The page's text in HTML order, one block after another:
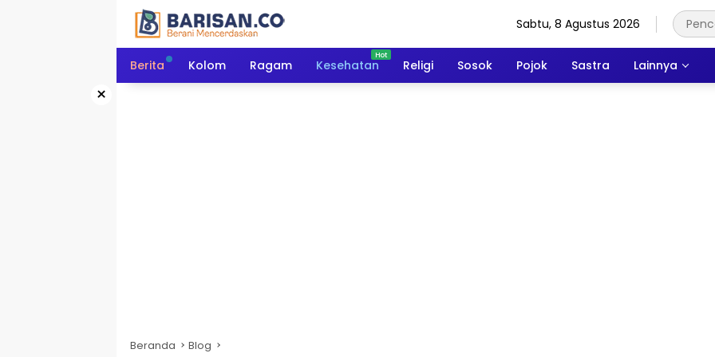
Sabtu, 8 Agustus 2026
Berita Kolom Ragam Kesehatan Religi Sosok Pojok Sastra Lainnya
×
Beranda Blog